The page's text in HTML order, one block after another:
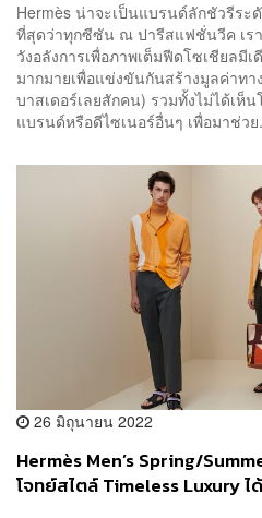
Hermès น่าจะเป็นแบรนด์ลักชัวรีระ
ที่สุดว่าทุกซีซัน ณ ปารีสแฟชั่นวีค เรา
วังอลังการเพื่อภาพเต็มฟีดโซเชียลมี
มากมายเพื่อแข่งขันกันสร้างมูลค่าท
บาสเดอร์เลยสักคน) รวมทั้งไม่ได้เห็
แบรนด์หรือดีไซเนอร์อื่นๆ เพื่อมาช่วย
26 มิถุนายน 2022
Hermès Men’s Spring/
โจทย์สไตล์ Timeless Luxury ไ